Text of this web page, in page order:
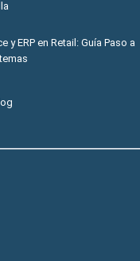
y ERP en Retail: Guía Paso a